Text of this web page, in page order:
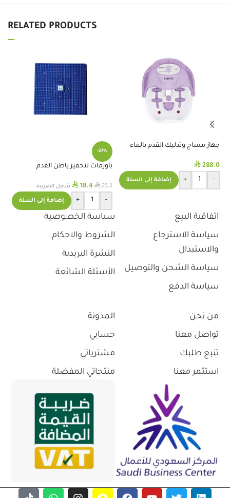
RELATED PRODUCTS
جهاز مساج وتدليك القدم بالماء
⃁ 288.0
-
+ إضافة إلى السلة
-27%
باورمات لتحفيز باطن القدم
⃁25.3
⃁ 18.4 شامل الضريبه
-
+ إضافة إلى السلة
اتفاقية البيع
سياسة الاسترجاع
والاستبدال
سياسة الشحن والتوصيل
سياسة الدفع
سياسة الخصوصية
الشروط والاحكام
النشرة البريدية
الأسئلة الشائعة
من نحن
تواصل معنا
تتبع طلبك
استثمر معنا
المدونة
حسابي
مشترياتي
منتجاتي المفضلة